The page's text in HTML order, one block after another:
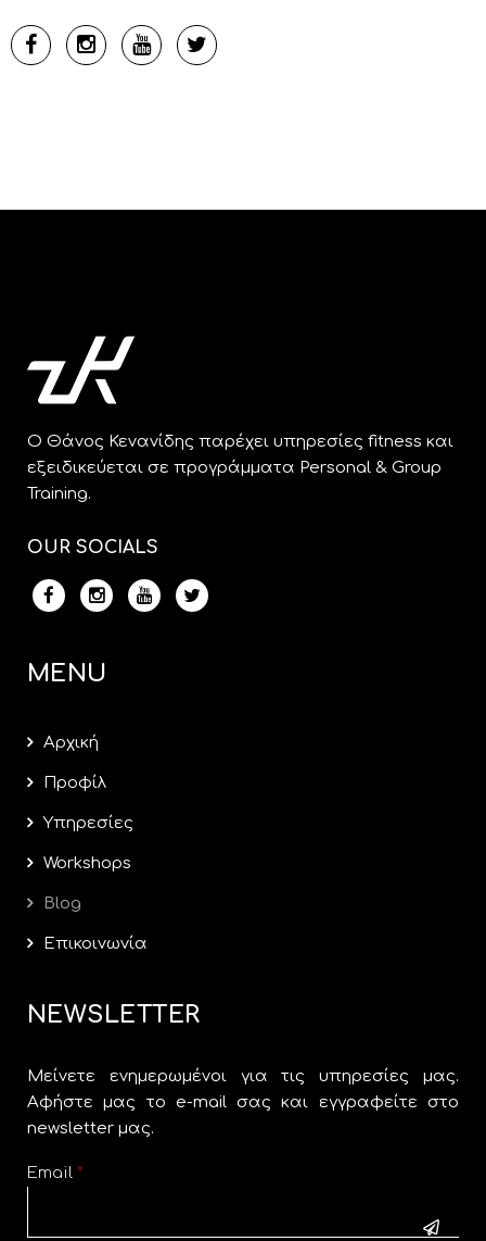
O Θάνος Κενανίδης παρέχει υπηρεσίες fitness και
εξειδικεύεται σε προγράμματα Personal & Group
Training.
OUR SOCIALS
MENU
Αρχική
Προφίλ
Υπηρεσίες
Workshops
Blog
Επικοινωνία
NEWSLETTER
Μείνετε ενημερωμένοι για τις υπηρεσίες μας.
Αφήστε μας το e-mail σας και εγγραφείτε στο
newsletter μας.
Email *